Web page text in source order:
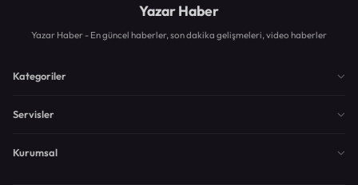
Yazar Haber
Yazar Haber - En güncel haberler, son dakika gelişmeleri, video haberler
Kategoriler
Servisler
Kurumsal